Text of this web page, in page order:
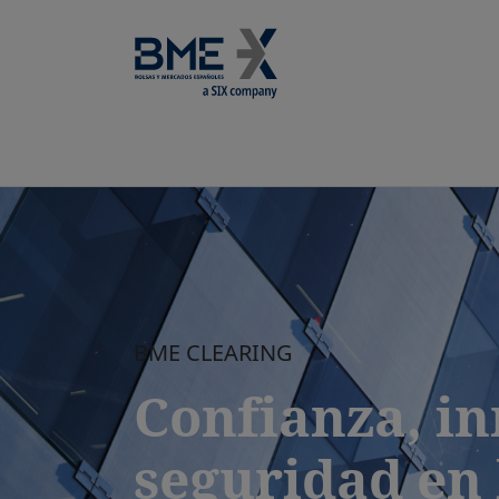
BME CLEARING
Confianza,
seguridad